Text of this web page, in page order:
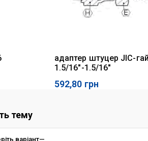
адаптер штуцер JIC-
1.5/16"-1.5/16"
592,80 грн
тему